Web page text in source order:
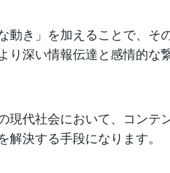
動き」を加えることで、そ
り深い情報伝達と感情的な
現代社会において、コンテ
解決する手段になります。